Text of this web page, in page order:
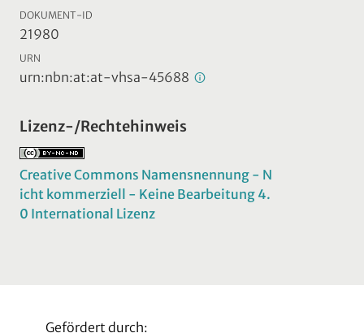
DOKUMENT-ID
21980
URN
urn:nbn:at:at-vhsa-45688
Lizenz-/Rechtehinweis
Creative Commons Namensnennung - N
icht kommerziell - Keine Bearbeitung 4.
0 International Lizenz
Gefördert durch: